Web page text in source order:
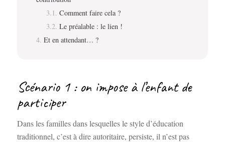
Comment faire cela ?
Le préalable : le lien !
Et en attendant… ?
Scénario 1 : on impose à l’enfant de
participer
Dans les familles dans lesquelles le style d’éducation
traditionnel, c’est à dire autoritaire, persiste, il n’est pas